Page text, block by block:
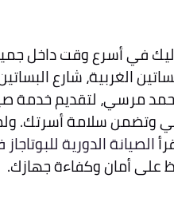
في أسرع وقت داخل
الغربية، شارع
مرسي، لتقديم خدمة
وتضمن سلامة
الصيانة الدورية
على أمان وكفاءة جهازك.